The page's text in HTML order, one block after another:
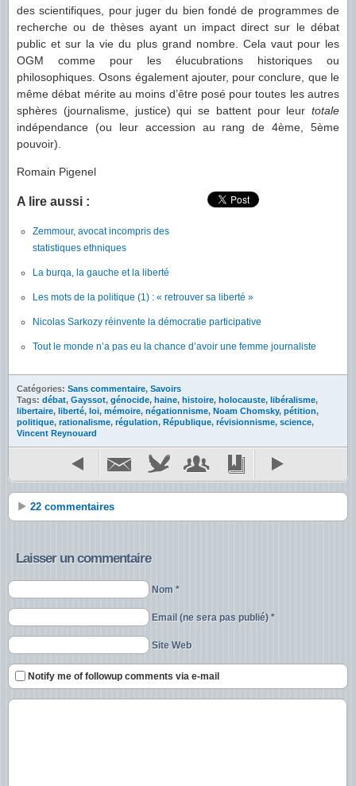
des scientifiques, pour juger du bien fondé de programmes de
recherche ou de thèses ayant un impact direct sur le débat
public et sur la vie du plus grand nombre. Cela vaut pour les
OGM comme pour les élucubrations historiques ou
philosophiques. Osons également ajouter, pour conclure, que le
même débat mérite au moins d’être posé pour toutes les autres
sphères (journalisme, justice) qui se battent pour leur totale
indépendance (ou leur accession au rang de 4ème, 5ème
pouvoir).
Romain Pigenel
A lire aussi :
Zemmour, avocat incompris des
statistiques ethniques
La burqa, la gauche et la liberté
Les mots de la politique (1) : « retrouver sa liberté »
Nicolas Sarkozy réinvente la démocratie participative
Tout le monde n’a pas eu la chance d’avoir une femme journaliste
Catégories: Sans commentaire, Savoirs
Tags: débat, Gayssot, génocide, haine, histoire, holocauste, libéralisme,
libertaire, liberté, loi, mémoire, négationnisme, Noam Chomsky, pétition,
politique, rationalisme, régulation, République, révisionnisme, science,
Vincent Reynouard
22 commentaires
Laisser un commentaire
Nom *
Email (ne sera pas publié) *
Site Web
Notify me of followup comments via e-mail